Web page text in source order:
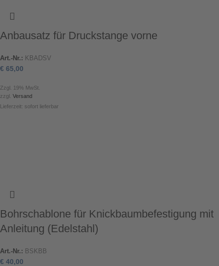
Anbausatz für Druckstange vorne
Art.-Nr.: KBADSV
€ 65,00
Zzgl. 19% MwSt.
zzgl. Versand
Lieferzeit: sofort lieferbar
Bohrschablone für Knickbaumbefestigung mit
Anleitung (Edelstahl)
Art.-Nr.: BSKBB
€ 40,00